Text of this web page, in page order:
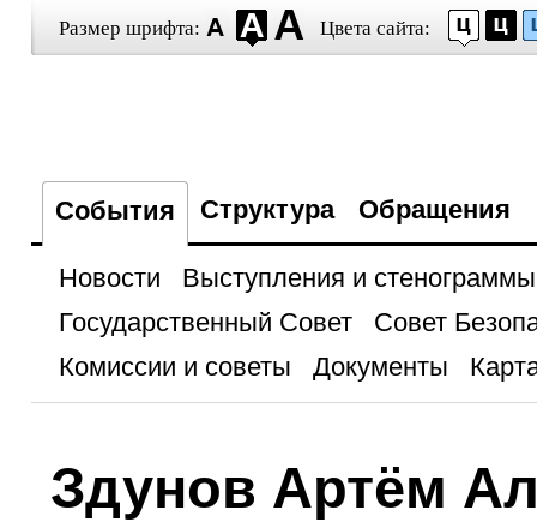
Размер шрифта: Цвета сайта:
События Структура Обращения
Новости
Выступления и стенограммы
Государственный Совет
Совет
Комиссии и советы
Документы
Здунов Артём